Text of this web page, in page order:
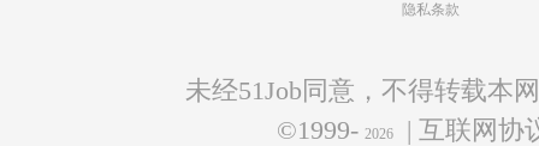
隐私条款
未经51Job同意，不得转载本
©1999- 2026 | 互联网协